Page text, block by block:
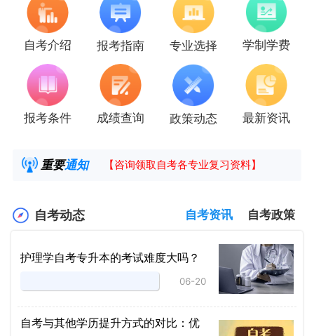
自考介绍 报考指南 专业选择 学制学费
报考条件 成绩查询 政策动态 最新资讯
重要通知
2025年4月湖南自考课程安排及教材目录已
【咨询领取自考各专业复习资料】
自考动态 自考资讯 自考政策
护理学自考专升本的考试难度大吗？
06-20
自考与其他学历提升方式的对比：优